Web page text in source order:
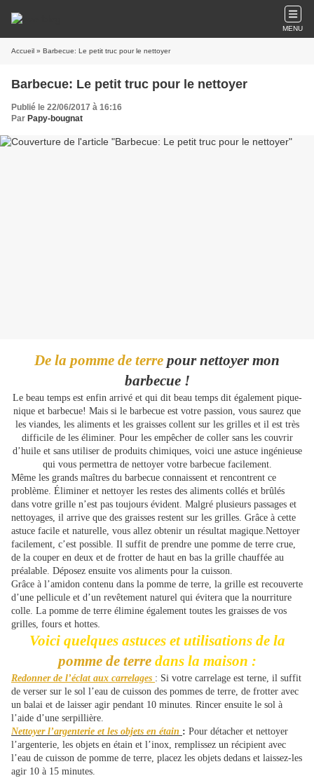
MENU
Accueil » Barbecue: Le petit truc pour le nettoyer
Barbecue: Le petit truc pour le nettoyer
Publié le 22/06/2017 à 16:16
Par Papy-bougnat
De la pomme de terre pour nettoyer mon
barbecue !
Le beau temps est enfin arrivé et qui dit beau temps dit également pique-
nique et barbecue! Mais si le barbecue est votre passion, vous saurez que
les viandes, les aliments et les graisses collent sur les grilles et il est très
difficile de les éliminer. Pour les empêcher de coller sans les couvrir
d’huile et sans utiliser de produits chimiques, voici une astuce ingénieuse
qui vous permettra de nettoyer votre barbecue facilement.
Même les grands maîtres du barbecue connaissent et rencontrent ce
problème. Éliminer et nettoyer les restes des aliments collés et brûlés
dans votre grille n’est pas toujours évident. Malgré plusieurs passages et
nettoyages, il arrive que des graisses restent sur les grilles. Grâce à cette
astuce facile et naturelle, vous allez obtenir un résultat magique.Nettoyer
facilement, c’est possible. Il suffit de prendre une pomme de terre crue,
de la couper en deux et de frotter de haut en bas la grille chauffée au
préalable. Déposez ensuite vos aliments pour la cuisson.
Grâce à l’amidon contenu dans la pomme de terre, la grille est recouverte
d’une pellicule et d’un revêtement naturel qui évitera que la nourriture
colle. La pomme de terre élimine également toutes les graisses de vos
grilles, fours et hottes
Voici quelques astuces et utilisations de la
pomme de terre dans la maison :
Redonner de l’éclat aux carrelages : Si votre carrelage est terne, il suffit
de verser sur le sol l’eau de cuisson des pommes de terre, de frotter avec
un balai et de laisser agir pendant 10 minutes. Rincer ensuite le sol à
l’aide d’une serpillière.
Nettoyer l’argenterie et les objets en étain : Pour détacher et nettoyer
l’argenterie, les objets en étain et l’inox, remplissez un récipient avec
l’eau de cuisson de pomme de terre, placez les objets dedans et laissez-les
agir 10 à 15 minutes.